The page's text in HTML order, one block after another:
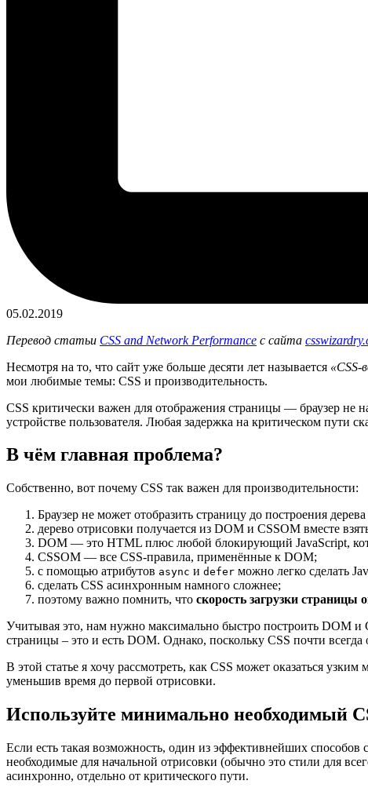
05.02.2019
Перевод статьи CSS and Network Performance с сайта
Несмотря на то, что сайт уже больше десяти лет называется «CSS-
мои любимые темы: CSS и производительность.
CSS критически важен для отображения страницы — браузер не
устройстве пользователя. Любая задержка на критическом пути
В чём главная проблема?
Собственно, вот почему CSS так важен для производительности:
Браузер не может отобразить страницу до построения
дерево отрисовки получается из DOM и CSSOM вместе
DOM — это HTML плюс любой блокирующий JavaScript,
CSSOM — все CSS-правила, применённые к DOM;
с помощью атрибутов async и defer можно легко сделать
сделать CSS асинхронным намного сложнее;
поэтому важно помнить, что скорость загрузки страницы
Учитывая это, нам нужно максимально быстро построить DOM и
страницы – это и есть DOM. Однако, поскольку CSS почти
В этой статье я хочу рассмотреть, как CSS может оказаться
уменьшив время до первой отрисовки.
Используйте минимально необходимый
Если есть такая возможность, один из эффективнейших
необходимые для начальной отрисовки (обычно это стили для
асинхронно, отдельно от критического пути.